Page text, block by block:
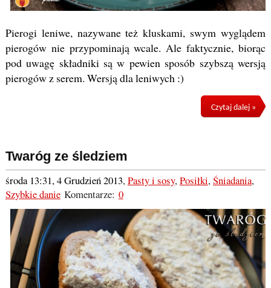
Pierogi leniwe, nazywane też kluskami, swym wyglądem
pierogów nie przypominają wcale. Ale faktycznie, biorąc
pod uwagę składniki są w pewien sposób szybszą wersją
pierogów z serem. Wersją dla leniwych :)
Czytaj dalej »
Twaróg ze śledziem
środa 13:31, 4 Grudzień 2013, Pasty i sosy, Posiłki, Śniadania,
Szybkie danieKomentarze: 0